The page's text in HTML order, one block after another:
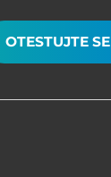
OTESTUJTE SE